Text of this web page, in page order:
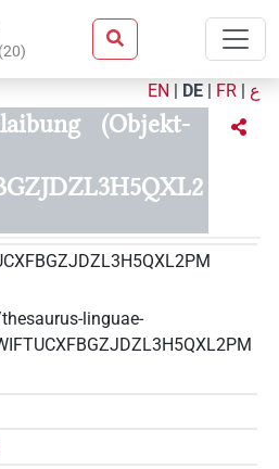
(20)
EN | DE | FR | ع
(Objekt-
linguae-